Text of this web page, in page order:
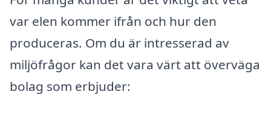
var elen kommer ifrån och hur den
produceras. Om du är intresserad av
miljöfrågor kan det vara värt att överväga
bolag som erbjuder: